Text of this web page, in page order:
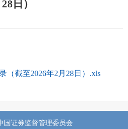
28日）
（截至2026年2月28日）.xls
国证券监督管理委员会